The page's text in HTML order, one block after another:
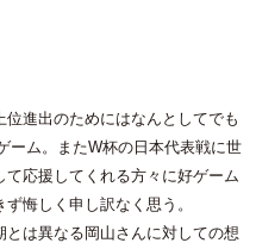
進出のためにはなんとしてでも
ーム。またW杯の日本代表戦に世
応援してくれる方々に好ゲーム
悔しく申し訳なく思う。
は異なる岡山さんに対しての想